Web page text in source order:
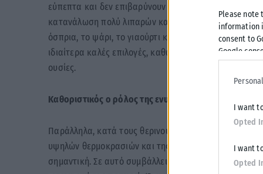
Please note
information
consent to
Google
I want
Opted
I want
Opted
εύπεπτα και δεν επιβαρύνουν τον οργανισμό σε
κατανάλωση πολύ λιπαρών και βαριών τροφών.
όσπρια, το ψάρι, το γιαούρτι και γενικότερα τα
ιδιαίτερα καλές επιλογές, καθώς παρέχουν στον
ουσίες.
Καθοριστικός ο ρόλος της ενυδάτωσης
Παράλληλα, κατά τους θερινούς μήνες, προσθέτει,
υψηλών θερμοκρασιών και της αυξημένης
σημαντική. Σε αυτό συμβάλλει ουσιαστικά η